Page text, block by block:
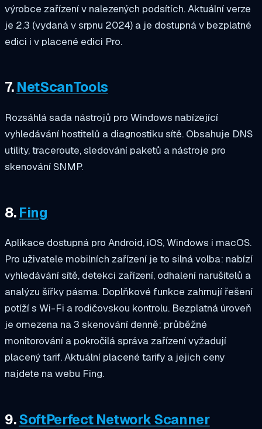
výrobce zařízení v nalezených podsítích. Aktuální verze
je 2.3 (vydaná v srpnu 2024) a je dostupná v bezplatné
edici i v placené edici Pro.
7. NetScanTools
Rozsáhlá sada nástrojů pro Windows nabízející
vyhledávání hostitelů a diagnostiku sítě. Obsahuje DNS
utility, traceroute, sledování paketů a nástroje pro
skenování SNMP.
8. Fing
Aplikace dostupná pro Android, iOS, Windows i macOS.
Pro uživatele mobilních zařízení je to silná volba: nabízí
vyhledávání sítě, detekci zařízení, odhalení narušitelů a
analýzu šířky pásma. Doplňkové funkce zahrnují řešení
potíží s Wi-Fi a rodičovskou kontrolu. Bezplatná úroveň
je omezena na 3 skenování denně; průběžné
monitorování a pokročilá správa zařízení vyžadují
placený tarif. Aktuální placené tarify a jejich ceny
najdete na webu Fing.
9.SoftPerfect Network Scanner